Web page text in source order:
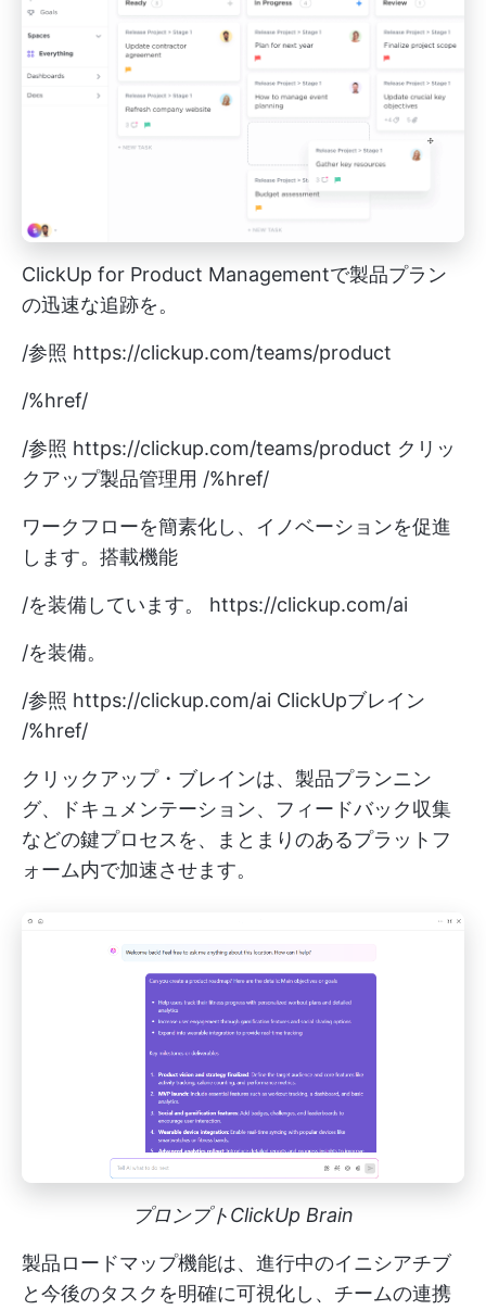
ClickUp for Product Managementで製品プラン
の迅速な追跡を。
/参照 https://clickup.com/teams/product
/%href/
/参照 https://clickup.com/teams/product クリッ
クアップ製品管理用 /%href/
ワークフローを簡素化し、イノベーションを促進
します。搭載機能
/を装備しています。 https://clickup.com/ai
/を装備。
/参照 https://clickup.com/ai ClickUpブレイン
/%href/
クリックアップ・ブレインは、製品プランニン
グ、ドキュメンテーション、フィードバック収集
などの鍵プロセスを、まとまりのあるプラットフ
ォーム内で加速させます。
プロンプトClickUp Brain
製品ロードマップ機能は、進行中のイニシアチブ
と今後のタスクを明確に可視化し、チームの連携